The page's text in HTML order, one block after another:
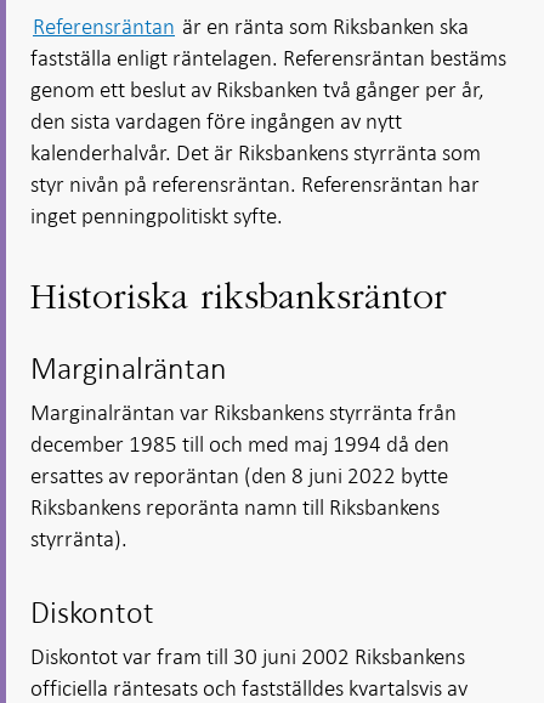
Referensräntan är en ränta som Riksbanken ska
fastställa enligt räntelagen. Referensräntan bestäms
genom ett beslut av Riksbanken två gånger per år,
den sista vardagen före ingången av nytt
kalenderhalvår. Det är Riksbankens styrränta som
styr nivån på referensräntan. Referensräntan har
inget penningpolitiskt syfte.
Historiska riksbanksräntor
Marginalräntan
Marginalräntan var Riksbankens styrränta från
december 1985 till och med maj 1994 då den
ersattes av reporäntan (den 8 juni 2022 bytte
Riksbankens reporänta namn till Riksbankens
styrränta).
Diskontot
Diskontot var fram till 30 juni 2002 Riksbankens
officiella räntesats och fastställdes kvartalsvis av